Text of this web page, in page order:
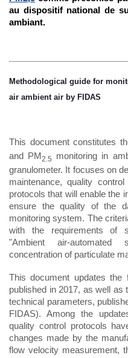
au dispositif national de
ambiant.
Methodological guide for
air ambient air by FIDAS
This document constitutes
and PM 2.5 monitoring in
granulometer. It focuses on
maintenance, quality
protocols that will enable the
ensure the quality of the
monitoring system. The
with the requirements of
"Ambient air-
concentration of particulate
This document updates the
published in 2017, as well as
technical parameters,
FIDAS). Among the
quality control protocols
changes made by the
flow velocity measurement,